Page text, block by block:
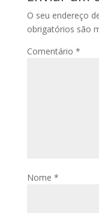
O seu endereço
obrigatórios são
Comentário *
Nome *